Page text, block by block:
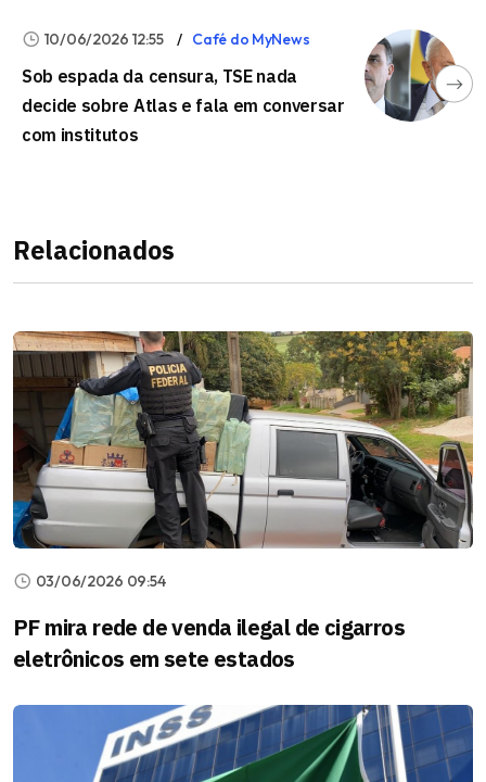
10/06/2026 12:55 Café do MyNews
Sob espada da censura, TSE nada
decide sobre Atlas e fala em conversar
com institutos
Relacionados
03/06/2026 09:54
PF mira rede de venda ilegal de cigarros
eletrônicos em sete estados